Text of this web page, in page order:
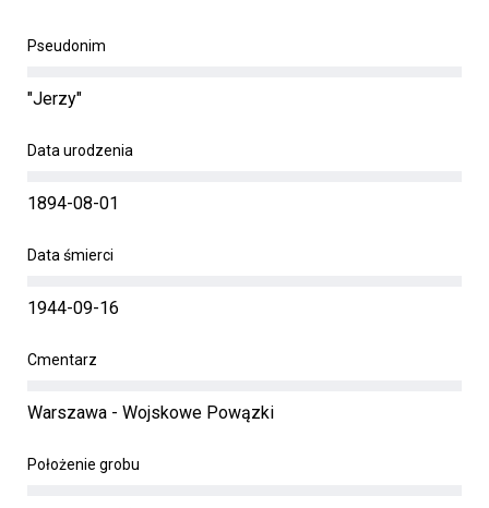
Pseudonim
"Jerzy"
Data urodzenia
1894-08-01
Data śmierci
1944-09-16
Cmentarz
Warszawa - Wojskowe Powązki
Położenie grobu